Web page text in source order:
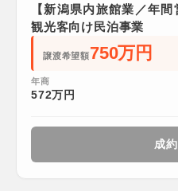
【新潟県内旅館業／年
観光客向け民泊事業
譲渡希望額750万円
年商
572万円
成